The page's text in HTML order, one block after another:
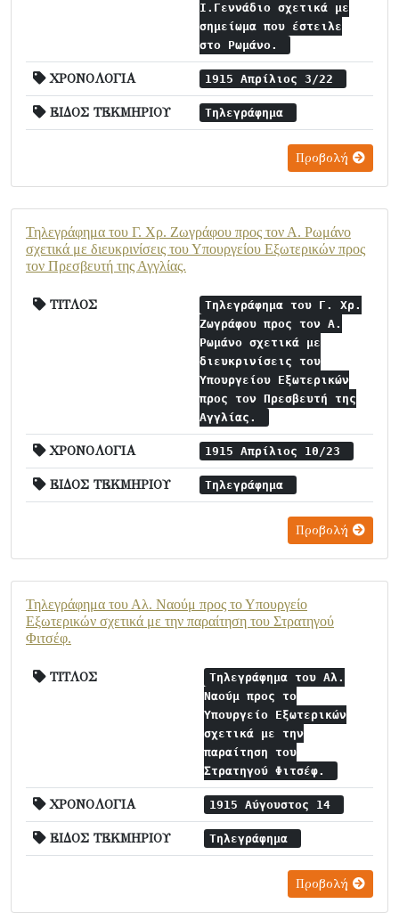
Ι.Γεννάδιο σχετικά με
σημείωμα που έστειλε
στο Ρωμάνο.
ΧΡΟΝΟΛΟΓΙΑ 1915 Απρίλιος 3/22
ΕΙΔΟΣ ΤΕΚΜΗΡΙΟΥ Τηλεγράφημα
Προβολή
Τηλεγράφημα του Γ. Χρ. Ζωγράφου προς τον Α. Ρωμάνο
σχετικά με διευκρινίσεις του Υπουργείου Εξωτερικών προς
τον Πρεσβευτή της Αγγλίας.
ΤΙΤΛΟΣ
Τηλεγράφημα του Γ. Χρ.
Ζωγράφου προς τον Α.
Ρωμάνο σχετικά με
διευκρινίσεις του
Υπουργείου Εξωτερικών
προς τον Πρεσβευτή της
Αγγλίας.
ΧΡΟΝΟΛΟΓΙΑ 1915 Απρίλιος 10/23
ΕΙΔΟΣ ΤΕΚΜΗΡΙΟΥ Τηλεγράφημα
Προβολή
Τηλεγράφημα του Αλ. Ναούμ προς το Υπουργείο
Εξωτερικών σχετικά με την παραίτηση του Στρατηγού
Φιτσέφ.
ΤΙΤΛΟΣ
Τηλεγράφημα του Αλ.
Ναούμ προς το
Υπουργείο Εξωτερικών
σχετικά με την
παραίτηση του
Στρατηγού Φιτσέφ.
ΧΡΟΝΟΛΟΓΙΑ 1915 Αύγουστος 14
ΕΙΔΟΣ ΤΕΚΜΗΡΙΟΥ Τηλεγράφημα
Προβολή